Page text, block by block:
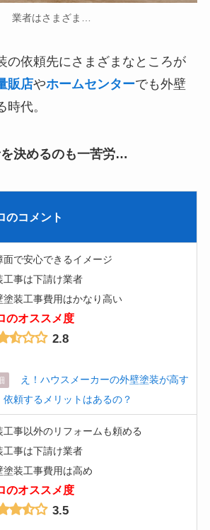
業者はさまざま…
の依頼先にさまざまなところが
販店やホームセンターでも外壁
代。
決めるのも一苦労…
のコメント
面で安心できるイメージ
工事は下請け業者
塗装工事費用はかなり高い
のオススメ度
2.8
え！ハウスメーカーの外壁塗装が高す
依頼するメリットはあるの？
工事以外のリフォームも頼める
工事は下請け業者
塗装工事費用は高め
のオススメ度
3.5